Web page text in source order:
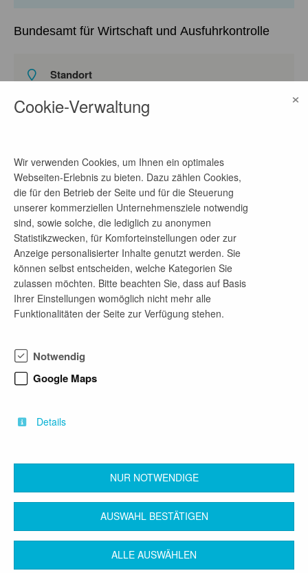
Bundesamt für Wirtschaft und Ausfuhrkontrolle
Standort
Deutschland
auf Google Maps ansehen
Link
Telefon-Nr.
06196-9082206
E-Mail-Adresse
karriere@bafa.bund.de
Das Bundesamt für Wirtschaft und Ausfuhrkontrolle
Wirtschafts- und Mittelstandsförderung, Energie
zurück
Kontakt Impressum AGB Datenschutz
Cookie-Verwaltung ×
Wir verwenden Cookies, um Ihnen ein optimales
Webseiten-Erlebnis zu bieten. Dazu zählen Cookies,
die für den Betrieb der Seite und für die Steuerung
unserer kommerziellen Unternehmensziele notwendig
sind, sowie solche, die lediglich zu anonymen
Statistikzwecken, für Komforteinstellungen oder zur
Anzeige personalisierter Inhalte genutzt werden. Sie
können selbst entscheiden, welche Kategorien Sie
zulassen möchten. Bitte beachten Sie, dass auf Basis
Ihrer Einstellungen womöglich nicht mehr alle
Funktionalitäten der Seite zur Verfügung stehen.
Notwendig
Google Maps
Details
NUR NOTWENDIGE
AUSWAHL BESTÄTIGEN
ALLE AUSWÄHLEN